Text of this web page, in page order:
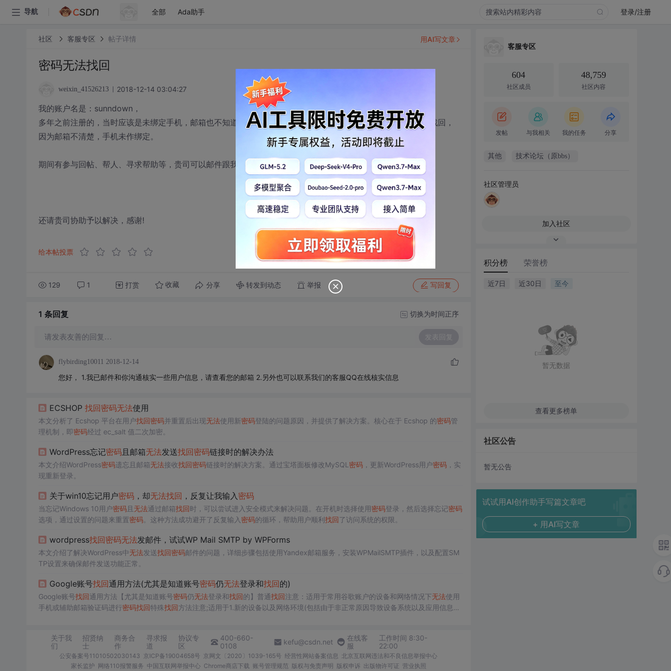
导航 全部 Ada助手 登录/注册
社区 客服专区 帖子详情
密码无法找回
weixin_41526213 2018-12-14 03:04:27
我的账户名是：sunndown，
多年之前注册的，当时应该是未绑定手机，邮箱也不知道绑定的是哪一个。现在密码无法登陆，忘记密码也无法找回，
因为邮箱不清楚，手机未作绑定。
期间有参与回帖、帮人、寻求帮助等，贵司可以邮件跟我确认相关内容。
还请贵司协助予以解决，感谢!
给本帖投票
129 1 打赏 收藏 分享 转发到动态 举报 写回复
用AI写文章
1 条回复 切换为时间正序
请发表友善的回复… 发表回复
flybirding10011 2018-12-14
您好， 1.我已邮件和你沟通核实一些用户信息，请查看您的邮箱 2.另外也可以联系我们的客服QQ在线核实信息
ECSHOP 找回密码无法使用
本文分析了 Ecshop 平台在用户找回密码并重置后出现无法使用新密码登陆的问题原因，并提供了解决方案。核心在于 Ecshop 的密码管
理机制，即密码经过 ec_salt 值二次加密。
WordPress忘记密码 且邮箱无法发送找回密码链接时的解决办法
本文介绍WordPress密码遗忘且邮箱无法接收找回密码链接时的解决方案。通过宝塔面板修改MySQL 密码，更新WordPress用户密码，实
现重新登录。
关于win10忘记用户密码 ，却无法找回 ，反复让我输入 密码
当忘记Windows 10用户密码且 无法通过邮箱找回时，可以尝试进入安全模式来解决问题。在开机时选择使用密码登录，然后选择忘记密码
选项，通过设置的问题来重置密码。这种方法成功避开了反复输入 密码的循环，帮助用户顺利找回了访问系统的权限。
wordpress找回密码无法发邮件，试试WP Mail SMTP by WPForms
本文介绍了解决WordPress中无法发送找回密码邮件的问题，详细步骤包括使用Yandex邮箱服务，安装WPMailSMTP插件，以及配置SM
TP设置来确保邮件发送功能正常。
Google账号找回通用方法(尤其是知道账号密码仍无法登录和找回的)
Google账号找回通用方法【尤其是知道账号密码仍无法登录和找回的】普通找回注意：适用于常用谷歌账户的设备和网络情况下无法使用
手机或辅助邮箱验证码进行密码找回特殊找回方法注意;适用于1.新的设备以及网络环境(包括由于非正常原因导致设备系统以及应用信息变
关于我
们
招贤纳
士
商务合
作
寻求报
道
协议专
区
400-660-
0108
kefu@csdn.net
在线客
服
工作时间 8:30-
22:00
公安备案号11010502030143 京ICP备19004658号 京网文〔2020〕1039-165号 经营性网站备案信息 北京互联网违法和不良信息举报中心
家长监护 网络110报警服务 中国互联网举报中心 Chrome商店下载 账号管理规范 版权与免责声明 版权申诉 出版物许可证 营业执照
客服专区
604
社区成员
48,759
社区内容
发帖 与我相关 我的任务 分享
其他 技术论坛（原bbs）
社区管理员
加入社区
积分榜 荣誉榜
近7日 近30日 至今
暂无数据
查看更多榜单
社区公告
暂无公告
试试用AI创作助手写篇文章吧
+ 用AI写文章